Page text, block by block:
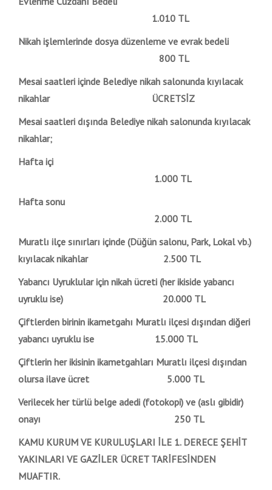
1.010 TL
Nikah işlemlerinde dosya düzenleme ve evrak bedeli
800 TL
Mesai saatleri içinde Belediye nikah salonunda kıyılacak
nikahlar ÜCRETSİZ
Mesai saatleri dışında Belediye nikah salonunda kıyılacak
nikahlar;
Hafta içi
1.000 TL
Hafta sonu
2.000 TL
Muratlı ilçe sınırları içinde (Düğün salonu, Park, Lokal vb.)
kıyılacak nikahlar 2.500 TL
Yabancı Uyruklular için nikah ücreti (her ikiside yabancı
uyruklu ise) 20.000 TL
Çiftlerden birinin ikametgahı Muratlı ilçesi dışından diğeri
yabancı uyruklu ise 15.000 TL
Çiftlerin her ikisinin ikametgahları Muratlı ilçesi dışından
olursa ilave ücret 5.000 TL
Verilecek her türlü belge adedi (fotokopi) ve (aslı gibidir)
onayı 250 TL
KAMU KURUM VE KURULUŞLARI İLE 1. DERECE ŞEHİT
YAKINLARI VE GAZİLER ÜCRET TARİFESİNDEN
MUAFTIR.